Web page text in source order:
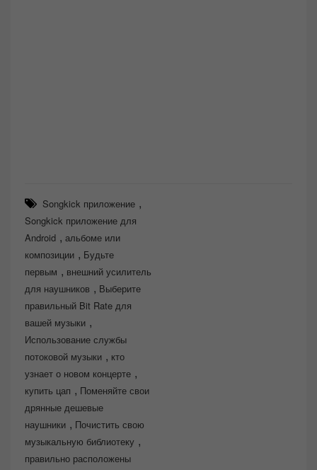
Songkick приложение ,
Songkick приложение для
Android , альбоме или
композиции , Будьте
первым , внешний усилитель
для наушников , Выберите
правильный Bit Rate для
вашей музыки ,
Использование службы
потоковой музыки , кто
узнает о новом концерте ,
купить цап , Поменяйте свои
дрянные дешевые
наушники , Почистить свою
музыкальную библиотеку ,
правильно расположены